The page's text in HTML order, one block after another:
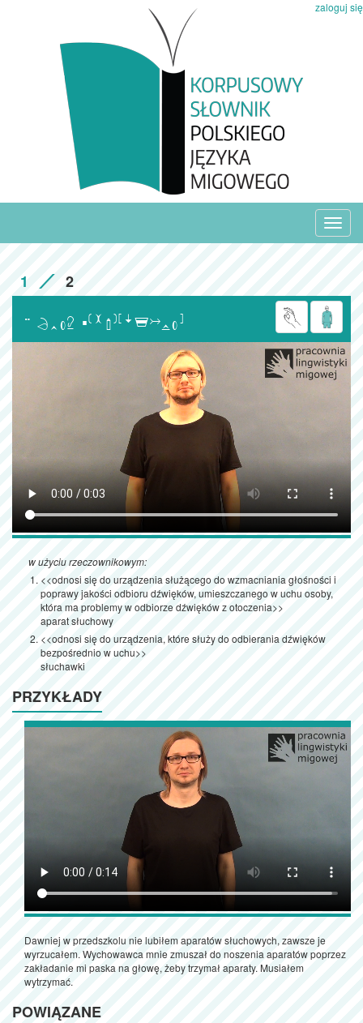
zaloguj się
1 2

w użyciu rzeczownikowym:
<<odnosi się do urządzenia służącego do wzmacniania głośności i
poprawy jakości odbioru dźwięków, umieszczanego w uchu osoby,
która ma problemy w odbiorze dźwięków z otoczenia>>
aparat słuchowy
<<odnosi się do urządzenia, które służy do odbierania dźwięków
bezpośrednio w uchu>>
słuchawki
PRZYKŁADY
Dawniej w przedszkolu nie lubiłem aparatów słuchowych, zawsze je
wyrzucałem. Wychowawca mnie zmuszał do noszenia aparatów poprzez
zakładanie mi paska na głowę, żeby trzymał aparaty. Musiałem
wytrzymać.
POWIĄZANE